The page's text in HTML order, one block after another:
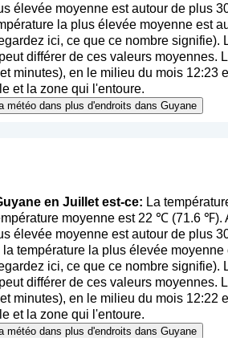
élevée moyenne est autour de plus
la plus élevée moyenne est
ici, ce que ce nombre signifie).
différer de ces valeurs moyennes.
minutes), en le milieu du mois 12:23
et la zone qui l'entoure.
dans plus d'endroits dans Guyane
en Juillet est-ce: La
moyenne est 22 ℃ (71.6 ℉).
élevée moyenne est autour de plus
la température la plus élevée
ici, ce que ce nombre signifie).
différer de ces valeurs moyennes.
minutes), en le milieu du mois 12:22
et la zone qui l'entoure.
dans plus d'endroits dans Guyane